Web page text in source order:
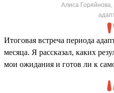
Алиса Горяйнова,
Итоговая встреча периода
месяца. Я рассказал, каких
мои ожидания и готов ли к